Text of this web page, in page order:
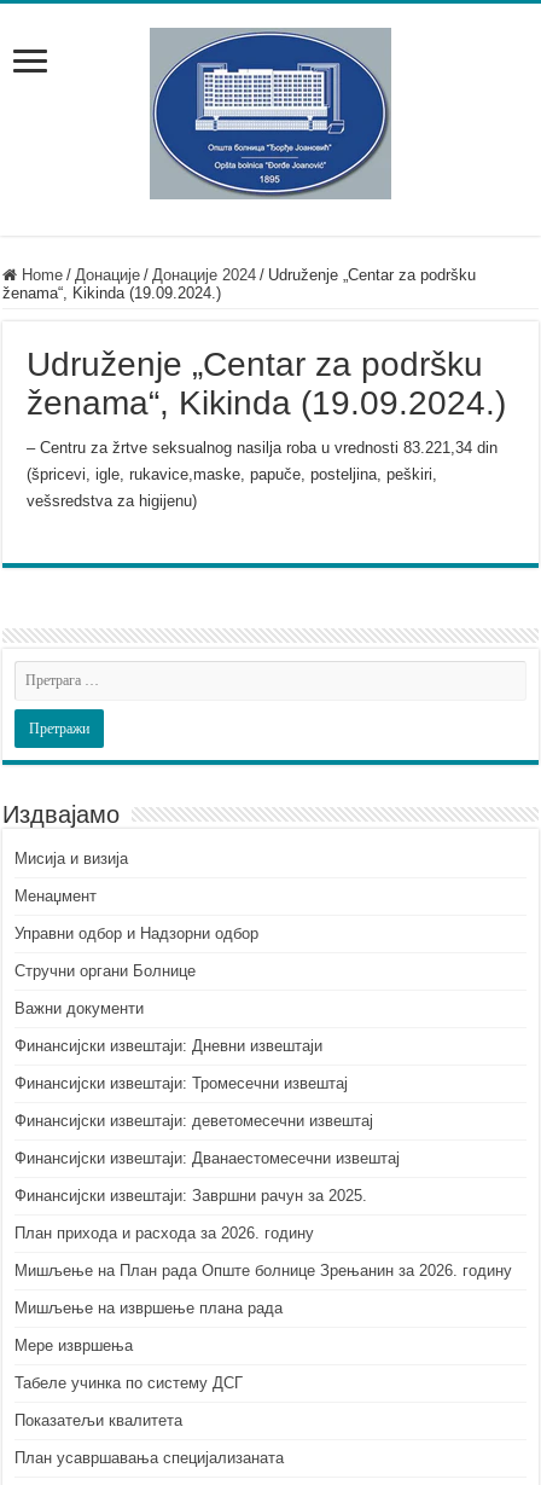
Home / Донације / Донације 2024 / Udruženje „Centar za podršku
ženama“, Kikinda (19.09.2024.)
Udruženje „Centar za podršku
ženama“, Kikinda (19.09.2024.)
– Centru za žrtve seksualnog nasilja roba u vrednosti 83.221,34 din
(špricevi, igle, rukavice,maske, papuče, posteljina, peškiri,
vešsredstva za higijenu)
Издвајамо
Мисија и визија
Менаџмент
Управни одбор и Надзорни одбор
Стручни органи Болнице
Важни документи
Финансијски извештаји: Дневни извештаји
Финансијски извештаји: Тромесечни извештај
Финансијски извештаји: деветомесечни извештај
Финансијски извештаји: Дванаестомесечни извештај
Финансијски извештаји: Завршни рачун за 2025.
План прихода и расхода за 2026. годину
Мишљење на План рада Опште болнице Зрењанин за 2026. годину
Мишљење на извршење плана рада
Мере извршења
Табеле учинка по систему ДСГ
Показатељи квалитета
План усавршавања специјализаната